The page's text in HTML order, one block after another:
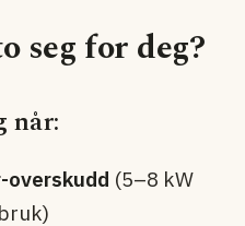
seg for deg?
når:
overskudd (5–8 kW